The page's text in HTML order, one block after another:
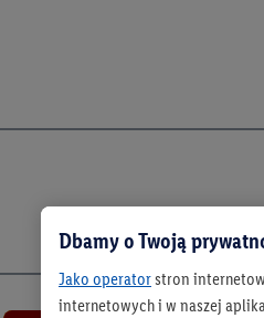
Dbamy o Twoją
Jako operatorstron
internetowych i w naszej